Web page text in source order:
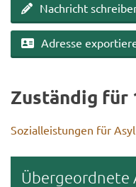
Nach­richt
Adres­se
Zu­stän­dig für
So­zi­al­leis­tun­gen für
Über­ge­ord­ne­te